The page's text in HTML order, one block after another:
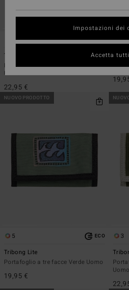
Tribong
Portafoglio in velluto a coste Beige
Uomo
22,95 €
5
NUOVO PRODOTTO
5 ECO
Tribong Lite
Portafoglio a tre facce Verde Uomo
19,95 €
3
Uomo
Impostazioni dei
Accetta tutti